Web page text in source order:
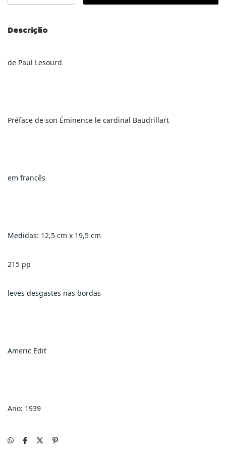
Descrição
de Paul Lesourd
Préface de son Éminence le cardinal Baudrillart
em francês
Medidas: 12,5 cm x 19,5 cm
215 pp
leves desgastes nas bordas
Americ Edit
Ano: 1939